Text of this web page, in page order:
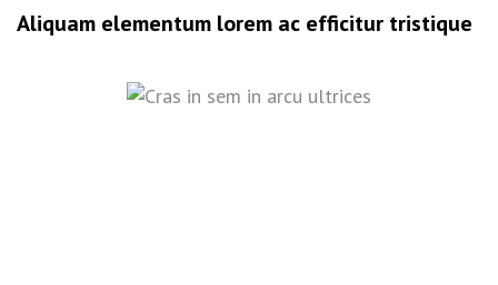
Aliquam elementum lorem ac efficitur tristique